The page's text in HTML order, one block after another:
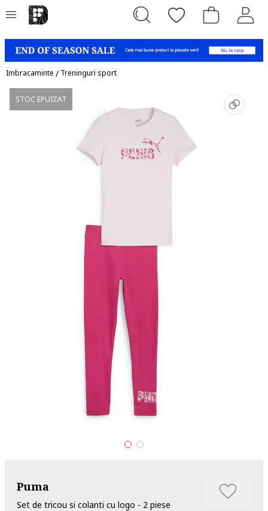
Imbracaminte / Treninguri sport
STOC EPUIZAT
Puma
Set de tricou si colanti cu logo - 2 piese